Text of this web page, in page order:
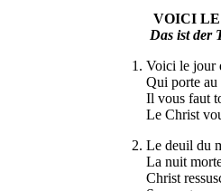
VOICI LE
Das ist der
1. Voici le jour
Qui porte au
Il vous faut
Le Christ
2. Le deuil du
La nuit
Christ